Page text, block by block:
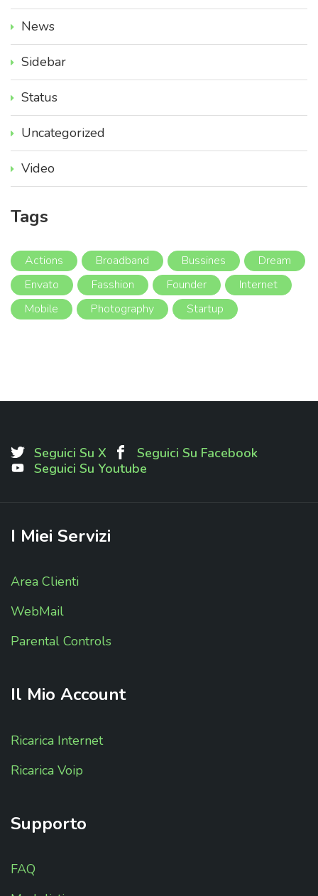
News
Sidebar
Status
Uncategorized
Video
Tags
Actions Broadband Bussines
Dream
Envato
Fasshion Founder
Internet
Mobile
Photography Startup
Seguici Su X
Seguici Su Facebook
Seguici Su Youtube
I Miei Servizi
Area Clienti
WebMail
Parental Controls
Il Mio Account
Ricarica Internet
Ricarica Voip
Supporto
FAQ